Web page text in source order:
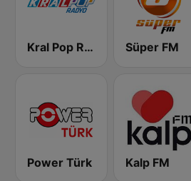
Kral Pop Radyo Süper FM
Power Türk Kalp FM